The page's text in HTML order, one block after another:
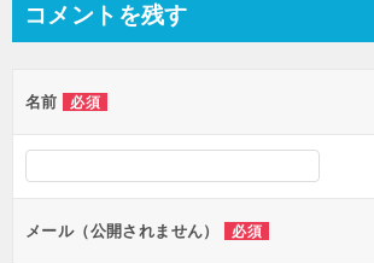
ビ
ー
シ
ョ
ン
コメントを残す
名前 必須
メール（公開されません） 必須